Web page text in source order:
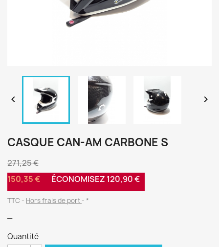
 
CASQUE CAN-AM CARBONE S
271,25 €
150,35 €
ÉCONOMISEZ 120,90 €
TTC Hors frais de port *
Quantité